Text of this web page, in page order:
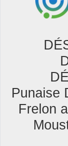
Punaise
Frelon